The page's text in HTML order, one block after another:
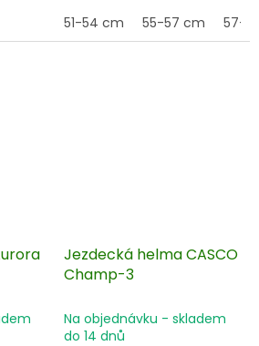
hlavu chladnou. Lesklé
vložky na vnějším skořápce
51-54 cm 55-57 cm 57-
Jezdecká helma CASCO
Champ-3
Na objednávku - skladem
do 14 dnů